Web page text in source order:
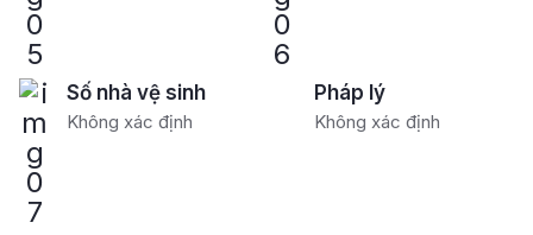
Số nhà vệ sinh
Không xác định
Pháp lý
Không xác định